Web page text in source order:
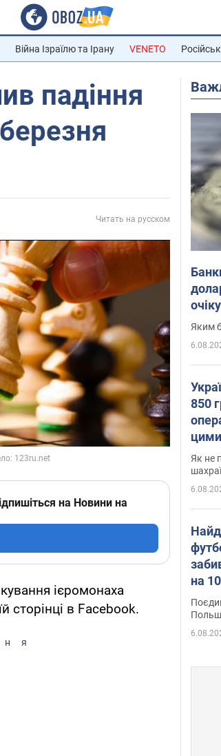
Війна Ізраїлю та Ірану VENETO
падіння
Читать на русском
на Новини на
ієромонаха
сторінці в Facebook.
Яким
850
Як не
на
Відео